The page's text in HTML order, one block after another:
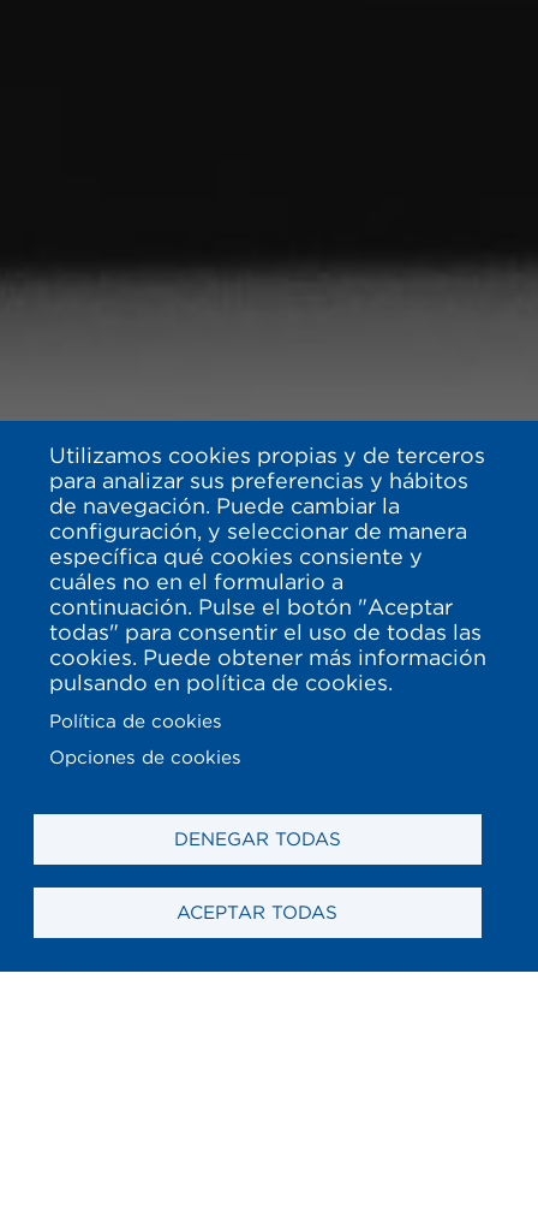
Utilizamos cookies propias y de terceros
para analizar sus preferencias y hábitos
de navegación. Puede cambiar la
configuración, y seleccionar de manera
específica qué cookies consiente y
cuáles no en el formulario a
continuación. Pulse el botón "Aceptar
todas" para consentir el uso de todas las
cookies. Puede obtener más información
pulsando en política de cookies.
Política de cookies
Opciones de cookies
DENEGAR TODAS
ACEPTAR TODAS